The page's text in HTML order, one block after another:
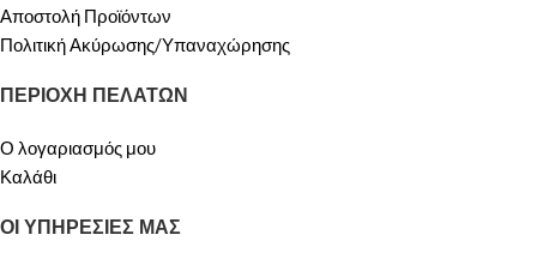
Αποστολή Προϊόντων
Πολιτική Ακύρωσης/Υπαναχώρησης
ΠΕΡΙΟΧΗ ΠΕΛΑΤΩΝ
Ο λογαριασμός μου
Καλάθι
ΟΙ ΥΠΗΡΕΣΙΕΣ ΜΑΣ